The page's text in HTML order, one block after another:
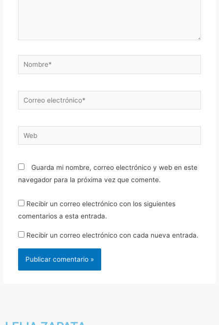
Nombre*
Correo
electrónico*
Web
Guarda mi nombre, correo electrónico y web en este
navegador para la próxima vez que comente.
Recibir un correo electrónico con los siguientes
comentarios a esta entrada.
Recibir un correo electrónico con cada nueva entrada.